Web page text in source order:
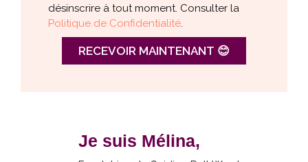
désinscrire à tout moment. Consulter la
Politique de Confidentialité.
RECEVOIR MAINTENANT 😊
Je suis Mélina,